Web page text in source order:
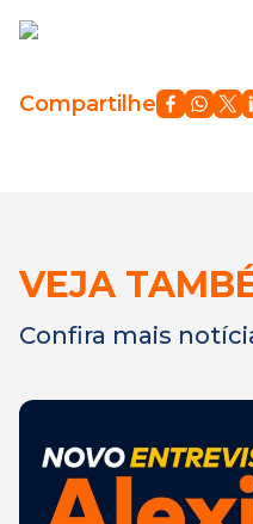
Compartilhe
VEJA
Confira mais